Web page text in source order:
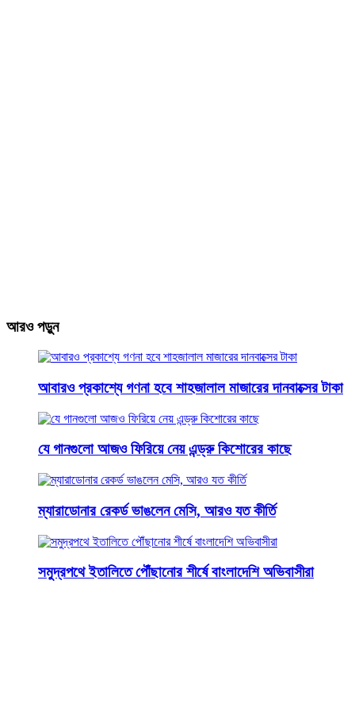
আরও পড়ুন
আবারও প্রকাশ্যে গণনা হবে শাহজালাল মাজারের দানবাক্সের টাকা
যে গানগুলো আজও ফিরিয়ে নেয় এন্ড্রু কিশোরের কাছে
ম্যারাডোনার রেকর্ড ভাঙলেন মেসি, আরও যত কীর্তি
সমুদ্রপথে ইতালিতে পৌঁছানোর শীর্ষে বাংলাদেশি অভিবাসীরা